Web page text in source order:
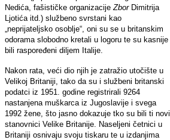
Nedića, fašističke organizacije Zbor Dimitrija
Ljotića itd.) službeno svrstani kao
„neprijateljsko osoblje“, oni su se u britanskim
odorama slobodno kretali u logoru te su kasnije
bili raspoređeni diljem Italije.
Nakon rata, veći dio njih je zatražio utočište u
Velikoj Britaniji, tako da su i službeni britanski
podatci iz 1951. godine registrirali 9264
nastanjena muškarca iz Jugoslavije i svega
1992 žene, što jasno dokazuje tko su bili ti novi
stanovnici Velike Britanije. Naseljeni četnici u
Britaniji osnivaju svoju tiskaru te u izdanjima